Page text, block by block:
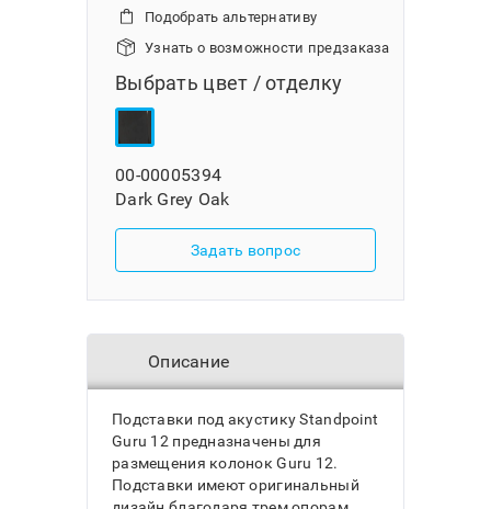
Подобрать альтернативу
Узнать о возможности предзаказа
Выбрать цвет / отделку
00-00005394
Dark Grey Oak
Задать вопрос
Описание
Подставки под акустику Standpoint
Guru 12 предназначены для
размещения колонок Guru 12.
Подставки имеют оригинальный